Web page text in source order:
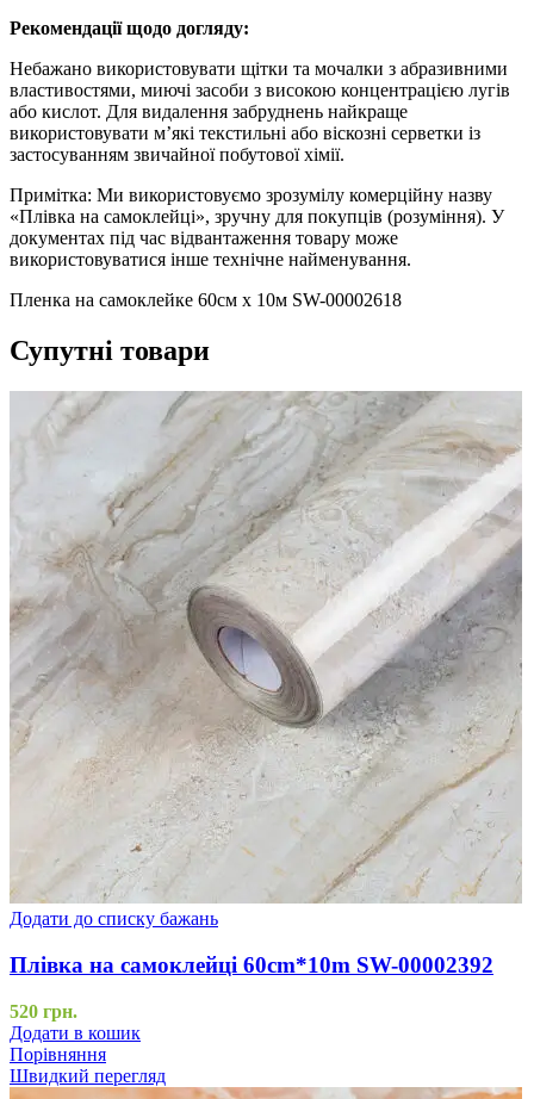
Рекомендації щодо догляду:
Небажано використовувати щітки та мочалки з абразивними
властивостями, миючі засоби з високою концентрацією лугів
або кислот. Для видалення забруднень найкраще
використовувати м’які текстильні або віскозні серветки із
застосуванням звичайної побутової хімії.
Примітка: Ми використовуємо зрозумілу комерційну назву
«Плівка на самоклейці», зручну для покупців (розуміння). У
документах під час відвантаження товару може
використовуватися інше технічне найменування.
Пленка на самоклейке 60см х 10м SW-00002618
Супутні товари
Додати до списку бажань
Плівка на самоклейці 60cm*10m SW-00002392
520 грн.
Додати в кошик
Порівняння
Швидкий перегляд